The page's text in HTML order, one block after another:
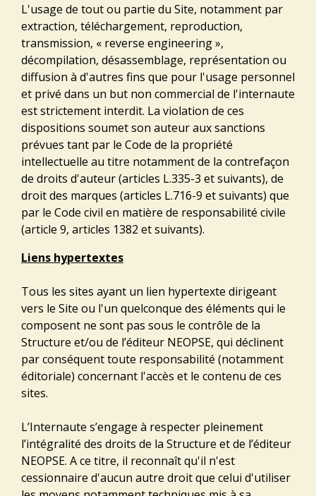
L'usage de tout ou partie du Site, notamment par
extraction, téléchargement, reproduction,
transmission, « reverse engineering »,
décompilation, désassemblage, représentation ou
diffusion à d'autres fins que pour l'usage personnel
et privé dans un but non commercial de l'internaute
est strictement interdit. La violation de ces
dispositions soumet son auteur aux sanctions
prévues tant par le Code de la propriété
intellectuelle au titre notamment de la contrefaçon
de droits d'auteur (articles L.335-3 et suivants), de
droit des marques (articles L.716-9 et suivants) que
par le Code civil en matière de responsabilité civile
(article 9, articles 1382 et suivants).
Liens hypertextes
Tous les sites ayant un lien hypertexte dirigeant
vers le Site ou l'un quelconque des éléments qui le
composent ne sont pas sous le contrôle de la
Structure et/ou de l’éditeur NEOPSE, qui déclinent
par conséquent toute responsabilité (notamment
éditoriale) concernant l'accès et le contenu de ces
sites.
L’Internaute s’engage à respecter pleinement
l’intégralité des droits de la Structure et de l’éditeur
NEOPSE. A ce titre, il reconnaît qu'il n'est
cessionnaire d'aucun autre droit que celui d'utiliser